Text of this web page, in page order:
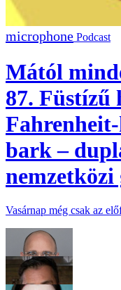
Podcast
Mától
87. Füstízű
bark –
Vasárnap még csak az